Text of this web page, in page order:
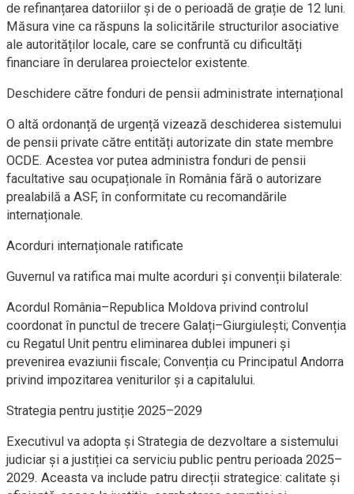
de refinanțarea datoriilor și de o perioadă de grație de 12 luni.
Măsura vine ca răspuns la solicitările structurilor asociative
ale autorităților locale, care se confruntă cu dificultăți
financiare în derularea proiectelor existente.
Deschidere către fonduri de pensii administrate internațional
O altă ordonanță de urgență vizează deschiderea sistemului
de pensii private către entități autorizate din state membre
OCDE. Acestea vor putea administra fonduri de pensii
facultative sau ocupaționale în România fără o autorizare
prealabilă a ASF, în conformitate cu recomandările
internaționale.
Acorduri internaționale ratificate
Guvernul va ratifica mai multe acorduri și convenții bilaterale:
Acordul România–Republica Moldova privind controlul
coordonat în punctul de trecere Galați–Giurgiulești; Convenția
cu Regatul Unit pentru eliminarea dublei impuneri și
prevenirea evaziunii fiscale; Convenția cu Principatul Andorra
privind impozitarea veniturilor și a capitalului.
Strategia pentru justiție 2025–2029
Executivul va adopta și Strategia de dezvoltare a sistemului
judiciar și a justiției ca serviciu public pentru perioada 2025–
2029. Aceasta va include patru direcții strategice: calitate și